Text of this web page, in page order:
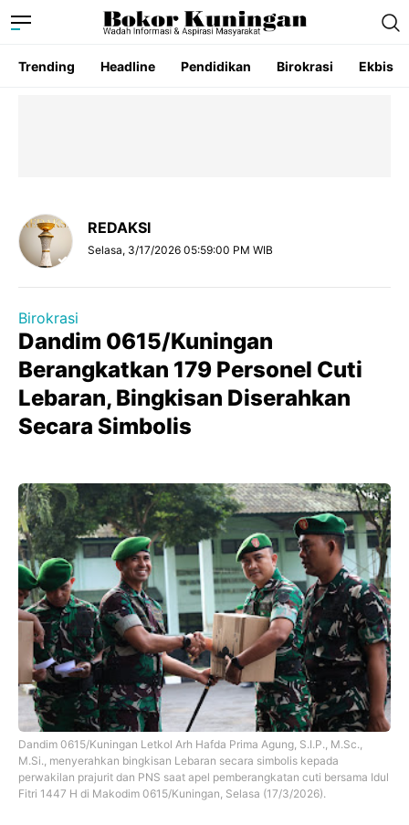
Trending Headline Pendidikan Birokrasi Ekbis
REDAKSI
Selasa, 3/17/2026 05:59:00 PM WIB
Birokrasi
Dandim 0615/Kuningan
Berangkatkan 179 Personel Cuti
Lebaran, Bingkisan Diserahkan
Secara Simbolis
Dandim 0615/Kuningan Letkol Arh Hafda Prima Agung, S.I.P., M.Sc.,
M.Si., menyerahkan bingkisan Lebaran secara simbolis kepada
perwakilan prajurit dan PNS saat apel pemberangkatan cuti bersama Idul
Fitri 1447 H di Makodim 0615/Kuningan, Selasa (17/3/2026).